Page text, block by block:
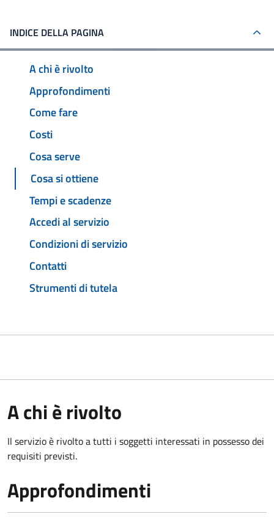
INDICE DELLA PAGINA
A chi è rivolto
Approfondimenti
Come fare
Costi
Cosa serve
Cosa si ottiene
Tempi e scadenze
Accedi al servizio
Condizioni di servizio
Contatti
Strumenti di tutela
A chi è rivolto
Il servizio è rivolto a tutti i soggetti interessati in possesso dei
requisiti previsti.
Approfondimenti